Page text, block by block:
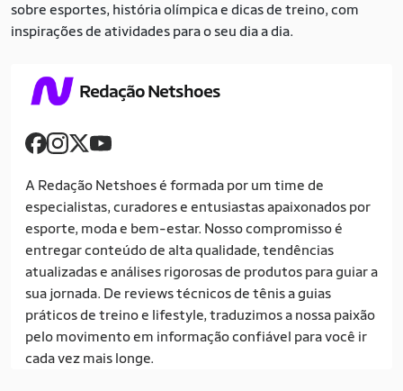
sobre esportes, história olímpica e dicas de treino, com
inspirações de atividades para o seu dia a dia.
Redação Netshoes
A Redação Netshoes é formada por um time de
especialistas, curadores e entusiastas apaixonados por
esporte, moda e bem-estar. Nosso compromisso é
entregar conteúdo de alta qualidade, tendências
atualizadas e análises rigorosas de produtos para guiar a
sua jornada. De reviews técnicos de tênis a guias
práticos de treino e lifestyle, traduzimos a nossa paixão
pelo movimento em informação confiável para você ir
cada vez mais longe.